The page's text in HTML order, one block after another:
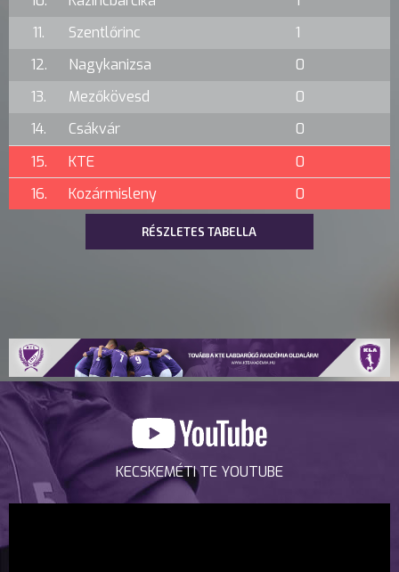
11.
Szentlőrinc
1
12.
Nagykanizsa
0
13.
Mezőkövesd
0
14.
Csákvár
0
15.
KTE
0
16.
Kozármisleny 0
RÉSZLETES TABELLA
KECSKEMÉTI TE YOUTUBE